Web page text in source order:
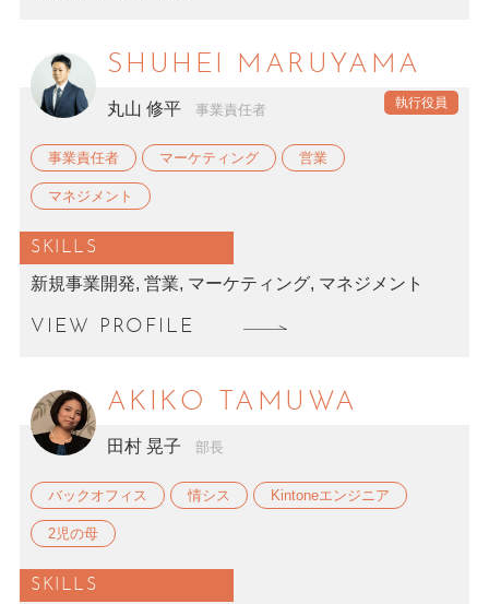
SHUHEI MARUYAMA
丸山 修平 事業責任者
事業責任者 マーケティング 営業
マネジメント
SKILLS
新規事業開発, 営業, マーケティング, マネジメント
VIEW PROFILE
AKIKO TAMUWA
田村 晃子 部長
バックオフィス 情シス Kintoneエンジニア
2児の母
SKILLS